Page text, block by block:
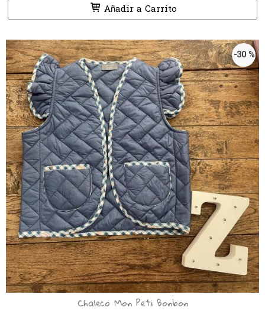
Añadir a Carrito
-30 %
Chaleco Mon Peti Bonbon